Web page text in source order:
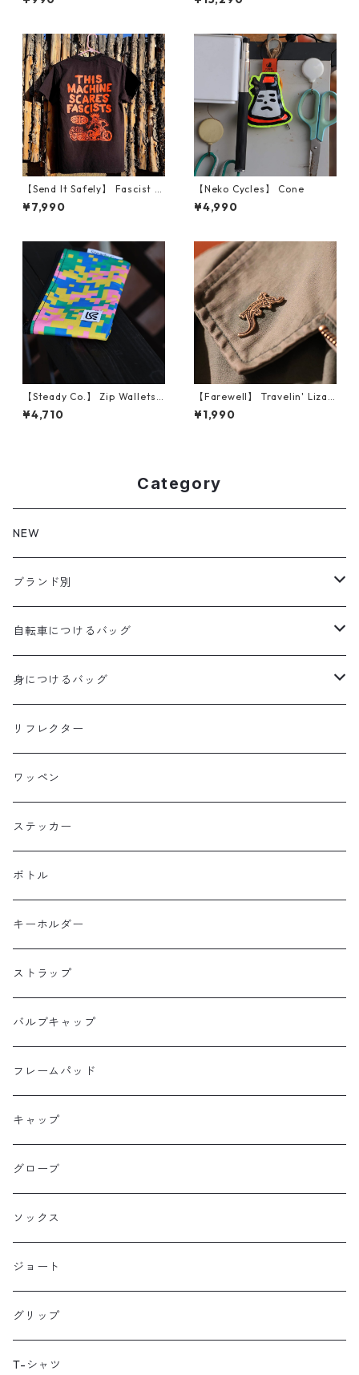
【Send It Safely】 Fascist C
ycling Shirt
¥7,990
【Neko Cycles】 Cone
¥4,990
【Steady Co.】 Zip Wallets
(Fetti Camo, Green)
¥4,710
【Farewell】 Travelin' Lizar
d Lapel Pin
¥1,990
Category
NEW
ブランド別
aldr works
B3
Baby Legs Bags
Bike Friday
BOGEWORKS
Burrito House Original
CAMELCHOPS
Dripper cycle
Ellum Bag Works
Farewell
Farther Bag Co
HANDUP
HMPL
Loophole Bags
Lords Luggage
LUGS NOT DRUGS
自転車につけるバッグ
WALD 用バッグ
ハンドルバーバッグ
トップチューブバッグ
フォークバッグ
ステムバッグ
フレームバッグ
ドリンクバッグ
リアトップチューブバッグ
サドルバッグ
身につけるバッグ
ヒップバッグ
トートバッグ
サコッシュ
ポーチ・財布
バックパック
リフレクター
ワッペン
ステッカー
ボトル
キーホルダー
ストラップ
バルブキャップ
フレームパッド
キャップ
グローブ
ソックス
ジョート
グリップ
T-シャツ